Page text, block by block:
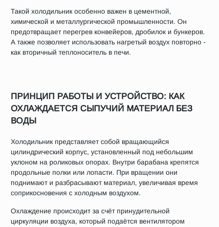
Такой холодильник особенно важен в цементной,
химической и металлургической промышленности. Он
предотвращает перегрев конвейеров, дробилок и бункеров.
А также позволяет использовать нагретый воздух повторно -
как вторичный теплоноситель в печи.
ПРИНЦИП РАБОТЫ И УСТРОЙСТВО: КАК
ОХЛАЖДАЕТСЯ СЫПУЧИЙ МАТЕРИАЛ БЕЗ
ВОДЫ
Холодильник представляет собой вращающийся
цилиндрический корпус, установленный под небольшим
уклоном на роликовых опорах. Внутри барабана крепятся
продольные полки или лопасти. При вращении они
поднимают и разбрасывают материал, увеличивая время
соприкосновения с холодным воздухом.
Охлаждение происходит за счёт принудительной
циркуляции воздуха, который подаётся вентилятором